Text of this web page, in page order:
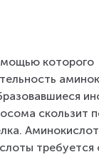
которого
сколь­зит